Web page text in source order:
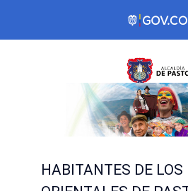
HABITANTES DE LOS